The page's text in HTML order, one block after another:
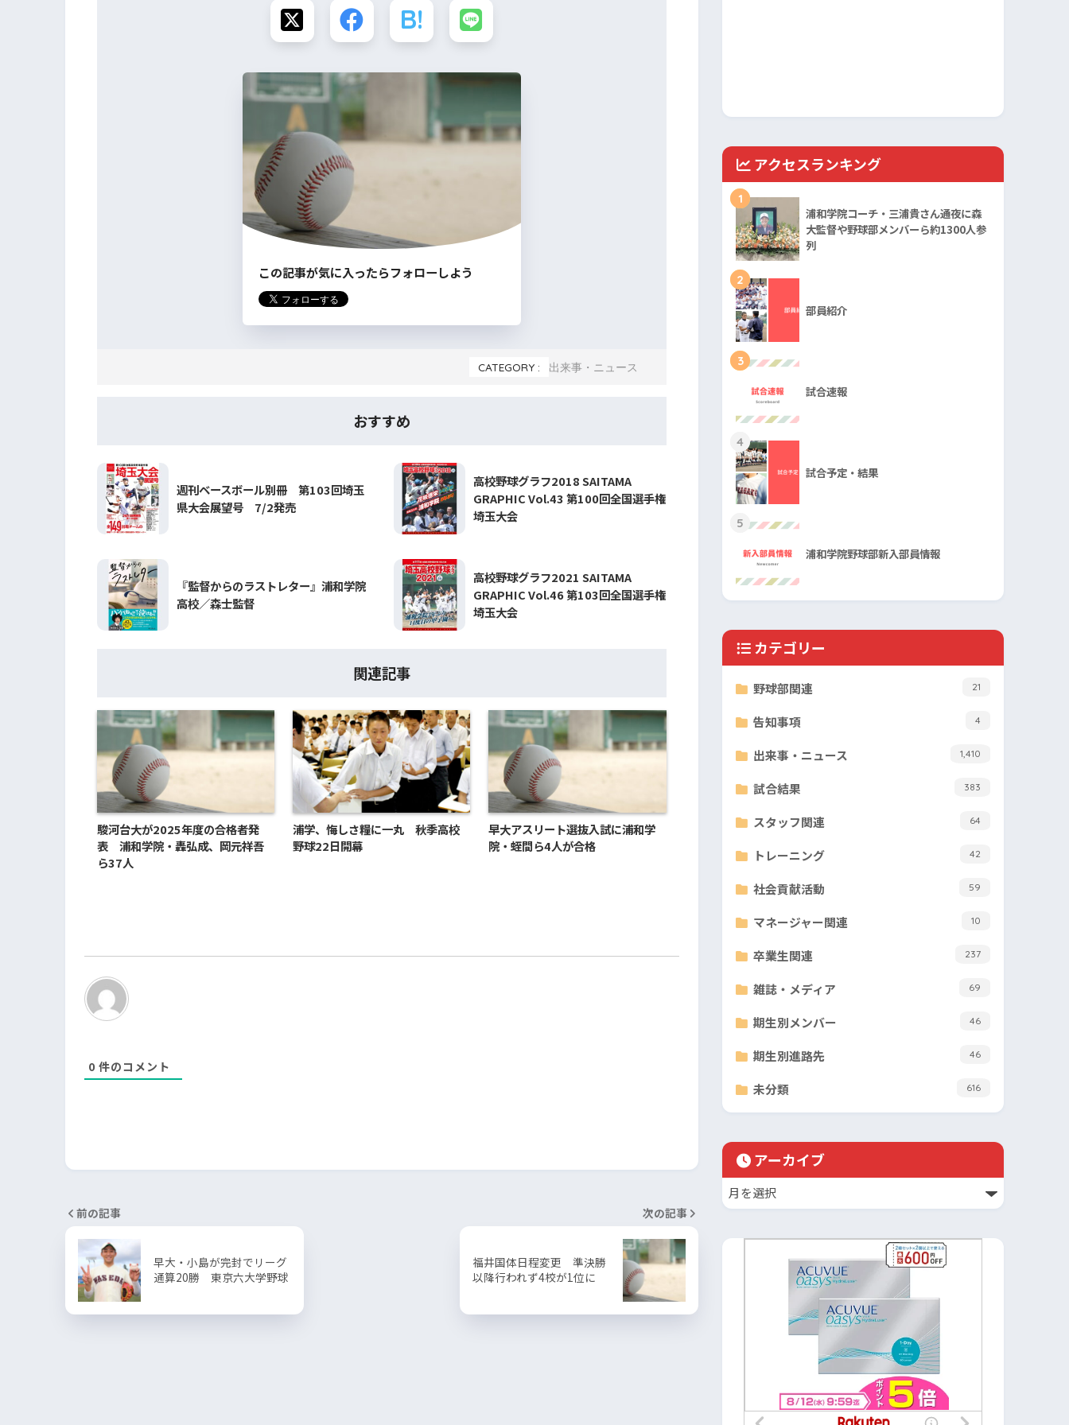
この記事が気に入ったらフォローしよう
CATEGORY : 出来事・ニュース
おすすめ
週刊ベースボール別冊 第103回埼玉
県大会展望号 7/2発売
高校野球グラフ2018 SAITAMA
GRAPHIC Vol.43 第100回全国選手権
埼玉大会
『監督からのラストレター』浦和学院
高校／森士監督
高校野球グラフ2021 SAITAMA
GRAPHIC Vol.46 第103回全国選手権
埼玉大会
関連記事
駿河台大が2025年度の合格者発
表 浦和学院・轟弘成、岡元祥吾
ら37人
浦学、悔しさ糧に一丸 秋季高校
野球22日開幕
早大アスリート選抜入試に浦和学
院・蛭間ら4人が合格
0 件のコメント
前の記事
早大・小島が完封でリーグ
通算20勝 東京六大学野球
次の記事
福井国体日程変更 準決勝
以降行われず4校が1位に
アクセスランキング
1
浦和学院コーチ・三浦貴さん通夜に森
大監督や野球部メンバーら約1300人参
列
2
部員紹介
3
試合速報
4
試合予定・結果
5
浦和学院野球部新入部員情報
カテゴリー
野球部関連 21
告知事項 4
出来事・ニュース 1,410
試合結果 383
スタッフ関連 64
トレーニング 42
社会貢献活動 59
マネージャー関連 10
卒業生関連 237
雑誌・メディア 69
期生別メンバー 46
期生別進路先 46
未分類 616
アーカイブ